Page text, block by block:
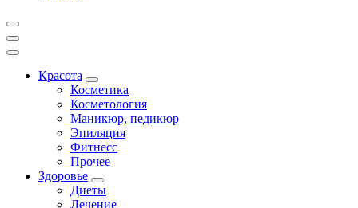
Красота
Косметика
Косметология
Маникюр, педикюр
Эпиляция
Фитнесс
Прочее
Здоровье
Диеты
Лечение